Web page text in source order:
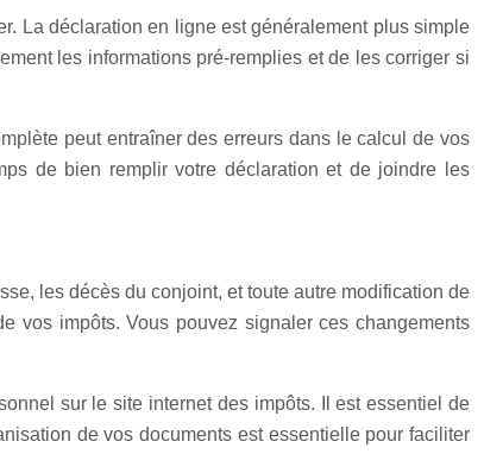
La déclaration en ligne est généralement plus simple
les informations pré-remplies et de les corriger si
peut entraîner des erreurs dans le calcul de vos
de bien remplir votre déclaration et de joindre les
les décès du conjoint, et toute autre modification de
vos impôts. Vous pouvez signaler ces changements
sur le site internet des impôts. Il est essentiel de
de vos documents est essentielle pour faciliter